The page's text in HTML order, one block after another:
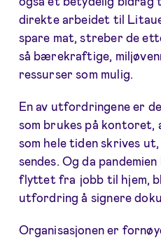
direkte arbeidet til
spare mat, streber de
så bærekraftige,
ressurser som mulig.
En av utfordringene er
som brukes på kontoret,
som hele tiden skrives
sendes. Og da
flyttet fra jobb til hjem,
utfordring å signere
Organisasjonen er